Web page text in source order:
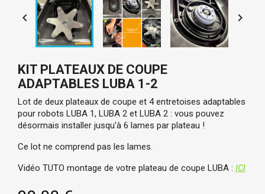
 
KIT PLATEAUX DE COUPE
ADAPTABLES LUBA 1-2
Lot de deux plateaux de coupe et 4 entretoises adaptables
pour robots LUBA 1, LUBA 2 et LUBA 2 : vous pouvez
désormais installer jusqu'à 6 lames par plateau !
Ce lot ne comprend pas les lames.
Vidéo TUTO montage de votre plateau de coupe LUBA : ICI